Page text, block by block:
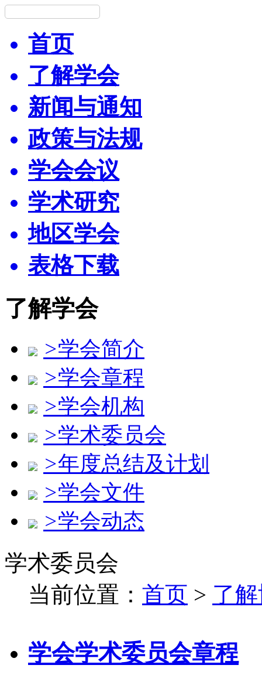
首页
了解学会
新闻与通知
政策与法规
学会会议
学术研究
地区学会
表格下载
了解学会
>学会简介
>学会章程
>学会机构
>学术委员会
>年度总结及计划
>学会文件
>学会动态
学术委员会
当前位置： 首页 > 了
学会学术委员会章程